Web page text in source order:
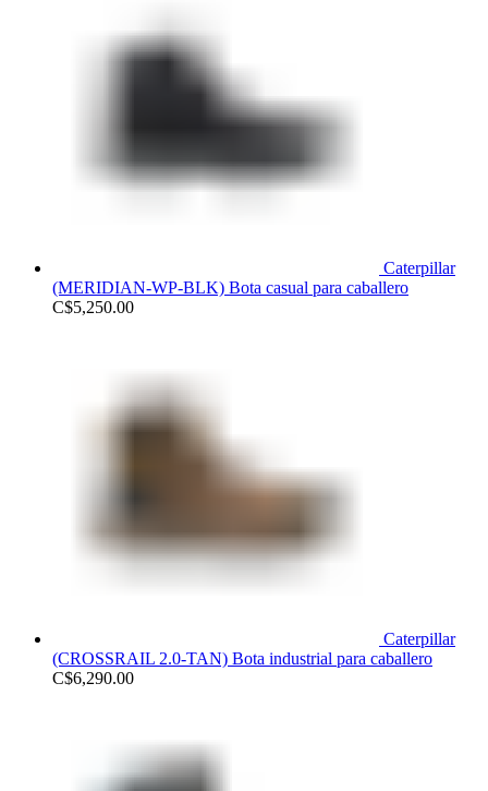
Caterpillar
(MERIDIAN-WP-BLK) Bota casual para caballero
C$5,250.00
Caterpillar
(CROSSRAIL 2.0-TAN) Bota industrial para caballero
C$6,290.00